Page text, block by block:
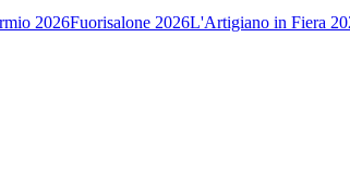
2026Fuorisalone 2026L'Artigiano in Fiera